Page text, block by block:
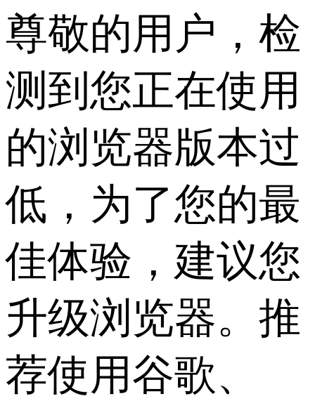
尊敬的用户，检
测到您正在使用
的浏览器版本过
低，为了您的最
佳体验，建议您
升级浏览器。推
荐使用谷歌、